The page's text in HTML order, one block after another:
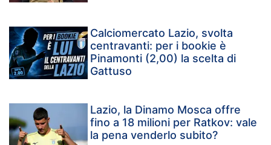
Calciomercato Lazio, svolta
centravanti: per i bookie è
Pinamonti (2,00) la scelta di
Gattuso
Lazio, la Dinamo Mosca offre
fino a 18 milioni per Ratkov: vale
la pena venderlo subito?